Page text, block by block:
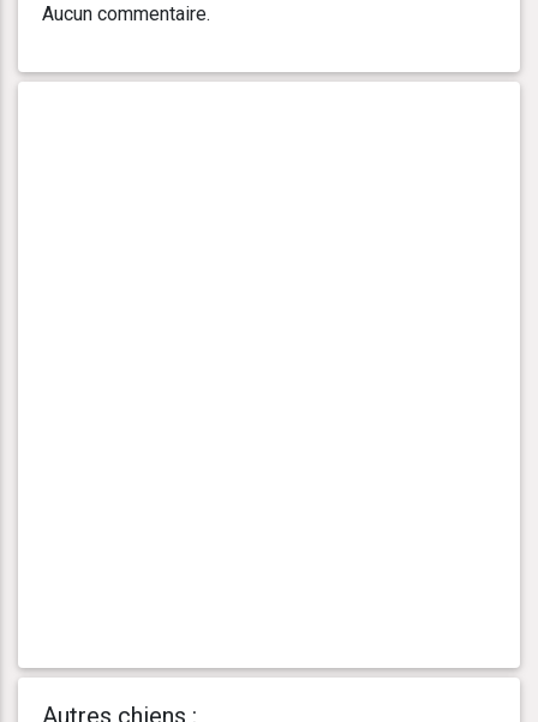
Aucun commentaire.
Autres chiens :